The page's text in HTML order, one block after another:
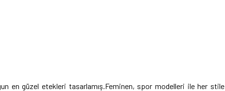
en güzel etekleri tasarlamış.Feminen, spor modelleri ile her stile